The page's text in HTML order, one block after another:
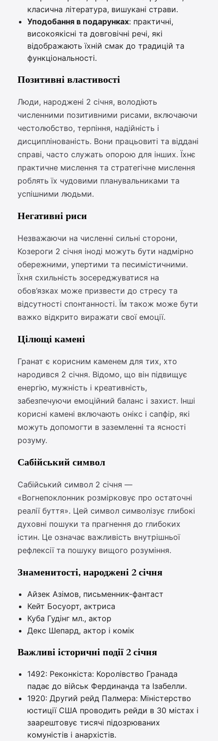
класична література, вишукані страви.
Уподобання в подарунках: практичні,
високоякісні та довговічні речі, які
відображають їхній смак до традицій та
функціональності.
Позитивні властивості
Люди, народжені 2 січня, володіють
численними позитивними рисами, включаючи
честолюбство, терпіння, надійність і
дисциплінованість. Вони працьовиті та віддані
справі, часто служать опорою для інших. Їхнє
практичне мислення та стратегічне мислення
роблять їх чудовими планувальниками та
успішними людьми.
Негативні риси
Незважаючи на численні сильні сторони,
Козероги 2 січня іноді можуть бути надмірно
обережними, упертими та песимістичними.
Їхня схильність зосереджуватися на
обов’язках може призвести до стресу та
відсутності спонтанності. Їм також може бути
важко відкрито виражати свої емоції.
Цілющі камені
Гранат є корисним каменем для тих, хто
народився 2 січня. Відомо, що він підвищує
енергію, мужність і креативність,
забезпечуючи емоційний баланс і захист. Інші
корисні камені включають онікс і сапфір, які
можуть допомогти в заземленні та ясності
розуму.
Сабійський символ
Сабійський символ 2 січня —
«Вогнепоклонник розмірковує про остаточні
реалії буття». Цей символ символізує глибокі
духовні пошуки та прагнення до глибоких
істин. Це означає важливість внутрішньої
рефлексії та пошуку вищого розуміння.
Знаменитості, народжені 2 січня
Айзек Азімов, письменник-фантаст
Кейт Босуорт, актриса
Куба Гудінг мл., актор
Декс Шепард, актор і комік
Важливі історичні події 2 січня
1492: Реконкіста: Королівство Гранада
падає до військ Фердинанда та Ізабелли.
1920: Другий рейд Палмера: Міністерство
юстиції США проводить рейди в 30 містах і
заарештовує тисячі підозрюваних
комуністів і анархістів.